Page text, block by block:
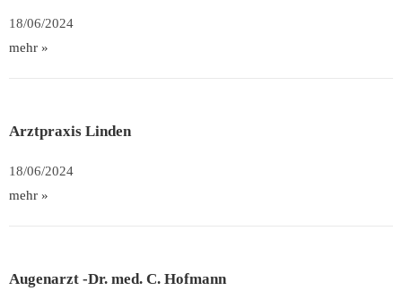
18/06/2024
mehr »
Arztpraxis Linden
18/06/2024
mehr »
Augenarzt -Dr. med. C. Hofmann